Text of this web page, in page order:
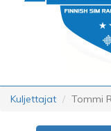
Kuljettajat Tommi